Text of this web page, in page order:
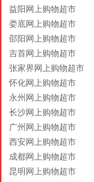
益阳网上购物超市
娄底网上购物超市
邵阳网上购物超市
吉首网上购物超市
张家界网上购物超市
怀化网上购物超市
永州网上购物超市
长沙网上购物超市
广州网上购物超市
西安网上购物超市
成都网上购物超市
昆明网上购物超市